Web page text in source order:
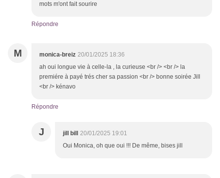
mots m'ont fait sourire
Répondre
M monica-breiz 20/01/2025 18:36
ah oui longue vie à celle-la , la curieuse <br /> <br /> la
premiére à payé trés cher sa passion <br /> bonne soirée Jill
<br /> kénavo
Répondre
J jill bill
20/01/2025 19:01
Oui Monica, oh que oui !!! De même, bises jill